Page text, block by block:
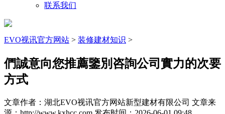
联系我们
EVO视讯官方网站 > 装修建材知识 >
們誠意向您推薦鑒別咨詢公司實力的次要
方式
文章作者：湖北EVO视讯官方网站新型建材有限公司 文章来